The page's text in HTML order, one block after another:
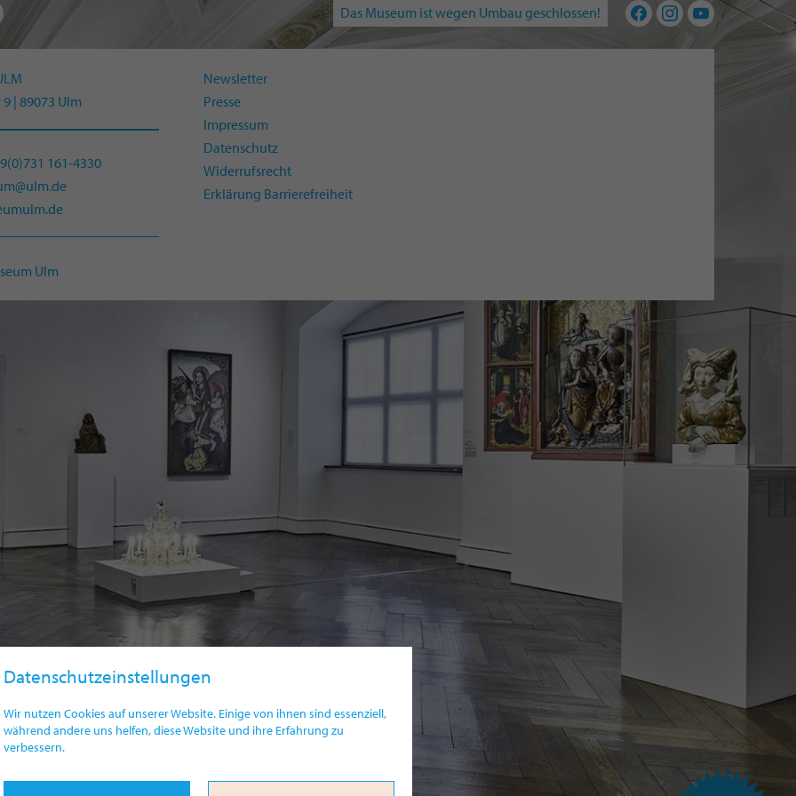
Datenschutzeinstellungen
Wir nutzen Cookies auf unserer Website. Einige von ihnen sind essenziell,
während andere uns helfen, diese Website und ihre Erfahrung zu
verbessern.
Das Museum ist wegen Umbau geschlossen!
| 89073 Ulm
161-4330
Newsletter
Presse
Impressum
Datenschutz
Widerrufsrecht
Erklärung Barrierefreiheit
Ulm